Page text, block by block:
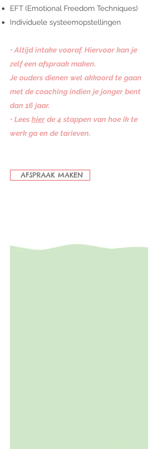
EFT (Emotional Freedom Techniques)
Individuele systeemopstellingen
• Altijd intake vooraf. Hiervoor kan je
zelf een afspraak maken.
Je ouders dienen wel akkoord te gaan
met de coaching indien je jonger bent
dan 16 jaar.
• Lees hier ​ de 4 stappen van hoe ik te
werk ga en de tarieven.
AFSPRAAK MAKEN